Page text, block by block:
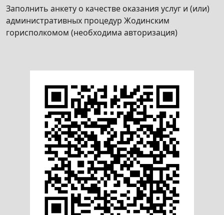
культурно-зрелищных мероприятий с
участием только белорусских исполнителей,
а также государственных организаций
зрелищных мероприятий полностью либо
Получение удостоверения на право
организации и проведения культурно-
зрелищного мероприятия на территории
Республики Беларусь организатором
культурно-зрелищного мероприятия с
участием только белорусских исполнителей,
а также государственной организацией
культуры при условии финансирования
организации и проведения культурно-
зрелищного мероприятия полностью либо
Заполнить анкету о качестве оказания услуг и (или)
административных процедур Жодинским
горисполкомом (необходима авторизация)